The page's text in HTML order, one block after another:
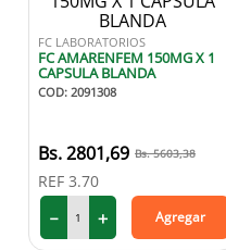
FC LABORATORIOS
FC AMARENFEM 150MG X 1
CAPSULA BLANDA
COD: 2091308
2801,69 5603,38
REF 3.70
＋
－ Agregar
vitamina c
5.
vitamina
6.
linezolid
8.
miovit
.
medias compresión
10. protector solar